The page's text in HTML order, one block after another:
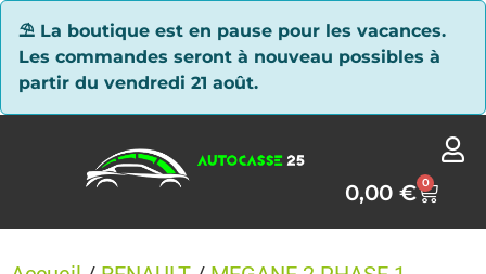
⛱ La boutique est en pause pour les vacances.
Les commandes seront à nouveau possibles à
partir du vendredi 21 août.
0,00€ 0
Panneau de gestion des cookies